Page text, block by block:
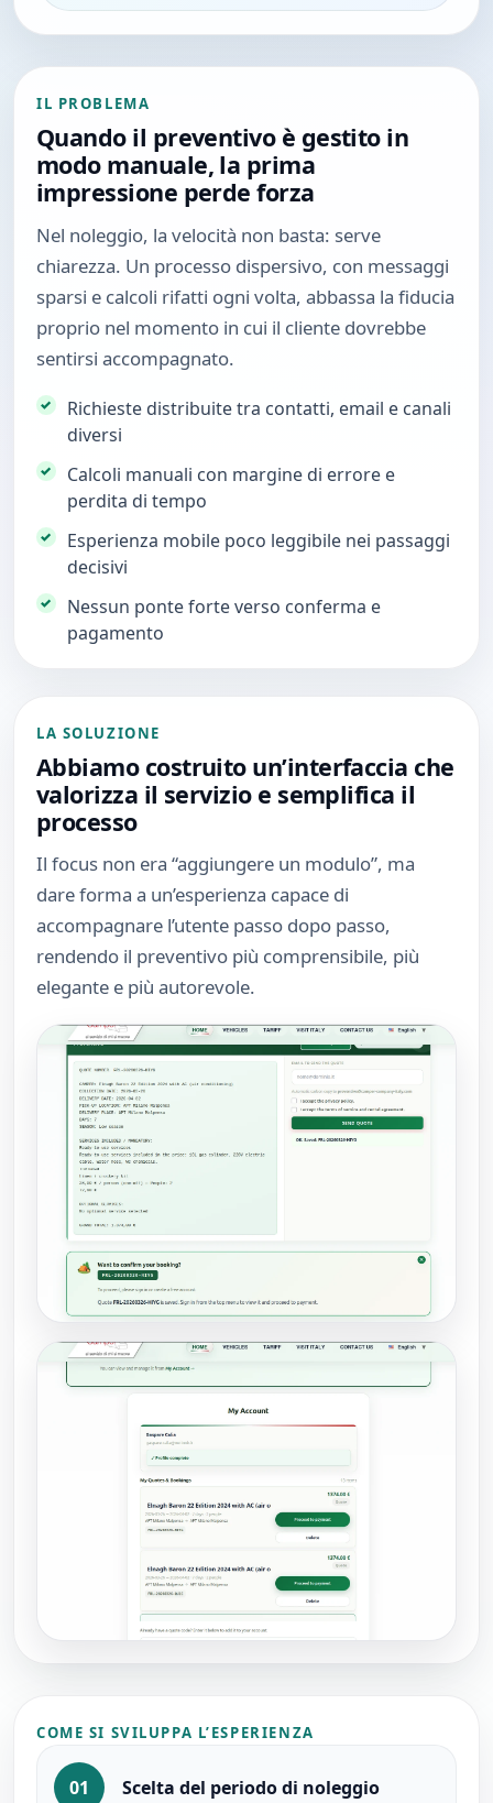
IL PROBLEMA
Quando il preventivo è gestito in
modo manuale, la prima
impressione perde forza
Nel noleggio, la velocità non basta: serve
chiarezza. Un processo dispersivo, con messaggi
sparsi e calcoli rifatti ogni volta, abbassa la fiducia
proprio nel momento in cui il cliente dovrebbe
sentirsi accompagnato.
Richieste distribuite tra contatti, email e canali
diversi
Calcoli manuali con margine di errore e
perdita di tempo
Esperienza mobile poco leggibile nei passaggi
decisivi
Nessun ponte forte verso conferma e
pagamento
LA SOLUZIONE
Abbiamo costruito un’interfaccia che
valorizza il servizio e semplifica il
processo
Il focus non era “aggiungere un modulo”, ma
dare forma a un’esperienza capace di
accompagnare l’utente passo dopo passo,
rendendo il preventivo più comprensibile, più
elegante e più autorevole.
COME SI SVILUPPA L’ESPERIENZA
01 Scelta del periodo di noleggio